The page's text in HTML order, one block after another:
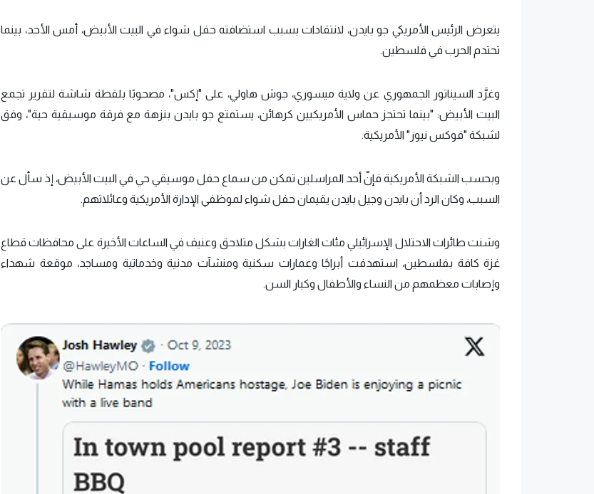
يتعرض الرئيس الأمريكي جو بايدن، لانتقادات بسبب استضافته حفل شواء في البيت الأبيض، أمس الأحد، بينما
تحتدم الحرب في فلسطين.
وغرَّد السيناتور الجمهوري عن ولاية ميسوري، جوش هاولي، على "إكس"، مصحوبًا بلقطة شاشة لتقرير تجمع
البيت الأبيض: "بينما تحتجز حماس الأمريكيين كرهائن، يستمتع جو بايدن بنزهة مع فرقة موسيقية حية"، وفق
لشبكة "فوكس نيوز" الأمريكية.
وبحسب الشبكة الأمريكية فإنّ أحد المراسلين تمكن من سماع حفل موسيقي حي في البيت الأبيض، إذ سأل عن
السبب، وكان الرد أن بايدن وجيل بايدن يقيمان حفل شواء لموظفي الإدارة الأمريكية وعائلاتهم.
وشنت طائرات الاحتلال الإسرائيلي مئات الغارات بشكل متلاحق وعنيف في الساعات الأخيرة على محافظات قطاع
غزة كافة بفلسطين، استهدفت أبراجًا وعمارات سكنية ومنشآت مدنية وخدماتية ومساجد، موقعة شهداء
وإصابات معظمهم من النساء والأطفال وكبار السن.